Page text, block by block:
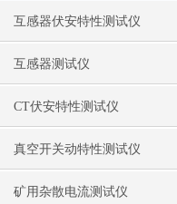
互感器伏安特性测试仪
互感器测试仪
CT伏安特性测试仪
真空开关动特性测试仪
矿用杂散电流测试仪